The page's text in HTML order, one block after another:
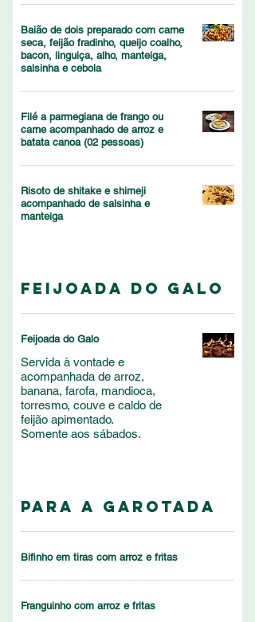
Baião de dois preparado com carne
seca, feijão fradinho, queijo coalho,
bacon, linguiça, alho, manteiga,
salsinha e cebola
Filé a parmegiana de frango ou
carne acompanhado de arroz e
batata canoa (02 pessoas)
Risoto de shitake e shimeji
acompanhado de salsinha e
manteiga
Feijoada do Galo
Feijoada do Galo
Servida à vontade e
acompanhada de arroz,
banana, farofa, mandioca,
torresmo, couve e caldo de
feijão apimentado.
Para a garotada
Bifinho em tiras com arroz e fritas
Franguinho com arroz e fritas